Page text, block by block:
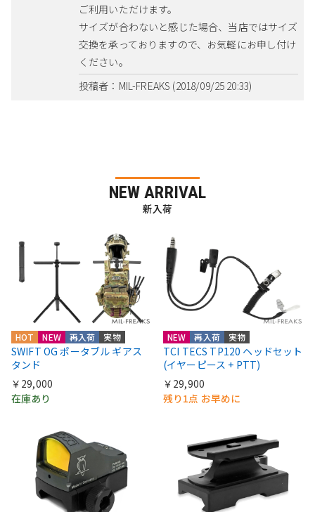
ご利用いただけます。
サイズが合わないと感じた場合、当店ではサイズ
交換を承っておりますので、お気軽にお申し付け
ください。
投稿者：MIL-FREAKS (2018/09/25 20:33)
NEW ARRIVAL
新入荷
HOT NEW 再入荷 実物
SWIFT OG ポータブル ギアス
タンド
￥29,000
在庫あり
NEW 再入荷 実物
TCI TECS TP120 ヘッドセット
(イヤーピース + PTT)
￥29,900
残り1点 お早めに